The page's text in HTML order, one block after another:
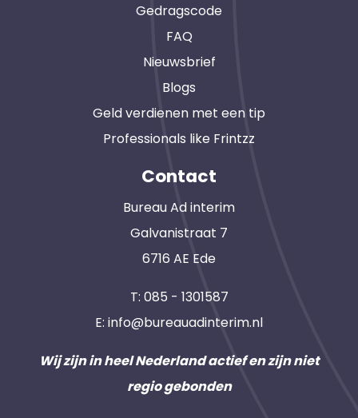
Gedragscode
FAQ
Nieuwsbrief
Blogs
Geld verdienen met een tip
Professionals like Frintzz
Contact
Bureau Ad interim
Galvanistraat 7
6716 AE Ede
T: 085 - 1301587
E: info@bureauadinterim.nl
Wij zijn in heel Nederland actief en zijn niet
regio gebonden